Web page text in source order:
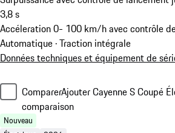
3,8s
Accéleration 0- 100 km/h avec contrôle
Automatique · Traction intégrale
Données techniques et équipement de
ComparerAjouter Cayenne S Coupé
comparaison
Nouveau